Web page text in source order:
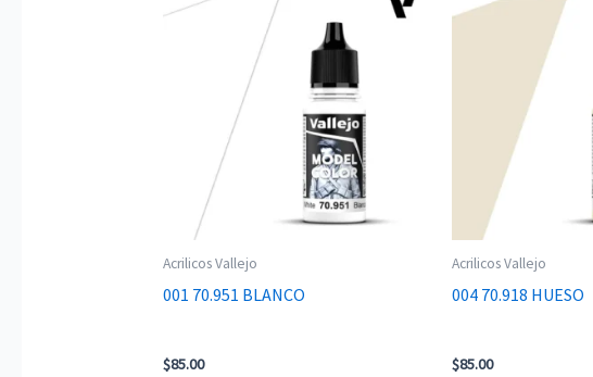
Acrilicos Vallejo
001 70.951 BLANCO
$85.00
Acrilicos Vallejo
004 70.918 HUESO
$85.00